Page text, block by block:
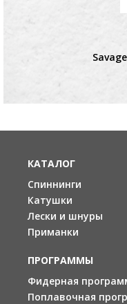
КАТАЛОГ
Спиннинги
Катушки
Лески и шнуры
Приманки
ПРОГРАММЫ
Фидерная
Поплавочная